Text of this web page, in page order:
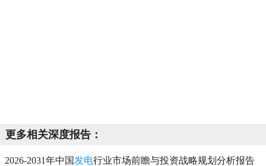
更多相关深度报告：
2026-2031年中国 发电行业市场前瞻与投资战略规划分析报告